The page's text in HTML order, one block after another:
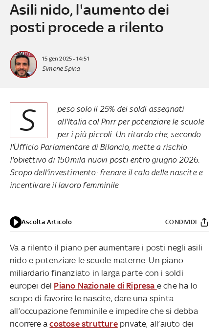
Asili nido, l'aumento dei
posti procede a rilento
15 gen 2025 - 14:51
Simone Spina
S
peso solo il 25% dei soldi assegnati
all'Italia col Pnrr per potenziare le scuole
per i più piccoli. Un ritardo che, secondo
l'Ufficio Parlamentare di Bilancio, mette a rischio
l'obiettivo di 150mila nuovi posti entro giugno 2026.
Scopo dell'investimento: frenare il calo delle nascite e
incentivare il lavoro femminile
Ascolta Articolo CONDIVIDI
Va a rilento il piano per aumentare i posti negli asili
nido e potenziare le scuole materne. Un piano
miliardario finanziato in larga parte con i soldi
europei del Piano Nazionale di Ripresa e che ha lo
scopo di favorire le nascite, dare una spinta
all’occupazione femminile e impedire che si debba
ricorrere acostose struttureprivate, all’aiuto dei